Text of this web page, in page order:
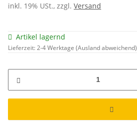
inkl. 19% USt., zzgl. Versand
Artikel lagernd
Lieferzeit:2-4 Werktage (Ausland abweichend)